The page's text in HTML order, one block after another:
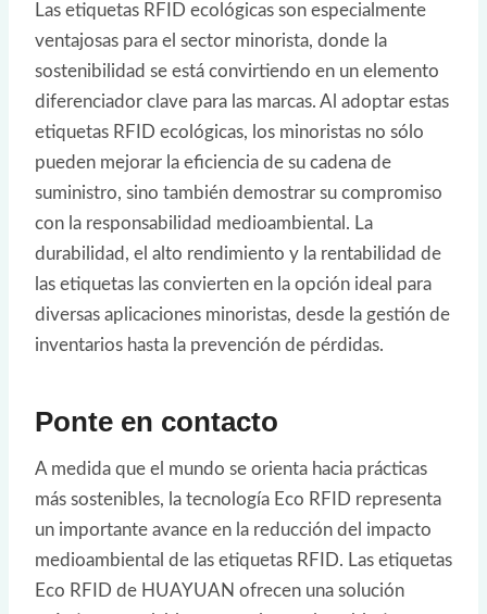
Las etiquetas RFID ecológicas son especialmente
ventajosas para el sector minorista, donde la
sostenibilidad se está convirtiendo en un elemento
diferenciador clave para las marcas. Al adoptar estas
etiquetas RFID ecológicas, los minoristas no sólo
pueden mejorar la eficiencia de su cadena de
suministro, sino también demostrar su compromiso
con la responsabilidad medioambiental. La
durabilidad, el alto rendimiento y la rentabilidad de
las etiquetas las convierten en la opción ideal para
diversas aplicaciones minoristas, desde la gestión de
inventarios hasta la prevención de pérdidas.
Ponte en contacto
A medida que el mundo se orienta hacia prácticas
más sostenibles, la tecnología Eco RFID representa
un importante avance en la reducción del impacto
medioambiental de las etiquetas RFID. Las etiquetas
Eco RFID de HUAYUAN ofrecen una solución